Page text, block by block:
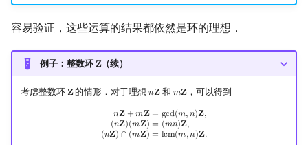
容易验证，这些运算的结果都依然是环的理想．
例子：整数环 𝐙
Z（续）
考虑整数环 𝐙
Z的情形．对于理想𝑛𝐙
nZ 和𝑚𝐙
mZ ，可以得到
𝑛𝐙 +𝑚𝐙 = gcd(𝑚,𝑛)𝐙,
(𝑛𝐙)(𝑚𝐙) = (𝑚𝑛)𝐙,
(𝑛𝐙) ∩ (𝑚𝐙) = lcm(𝑚,𝑛)𝐙.
,(nZ)( mZ)=(mn)Z,(nZ)∩(m